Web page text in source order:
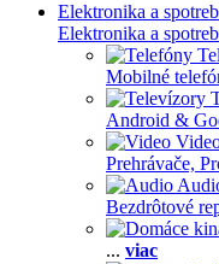
Elektronika a
Elektronika a
Mobilné
Android &
Prehrávače,
Bezdrôtové
... viac